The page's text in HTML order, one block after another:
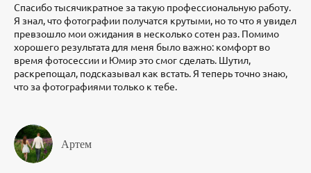
Спасибо тысячикратное за такую профессиональную работу.
Я знал, что фотографии получатся крутыми, но то что я увидел
превзошло мои ожидания в несколько сотен раз. Помимо
хорошего результата для меня было важно: комфорт во
время фотосессии и Юмир это смог сделать. Шутил,
раскрепощал, подсказывал как встать. Я теперь точно знаю,
что за фотографиями только к тебе.
Артем